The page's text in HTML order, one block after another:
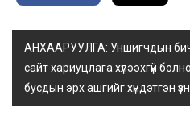
АНХААРУУЛГА: Уншигчдын
сайт хариуцлага хүлээхгүй
бусдын эрх ашгийг хүндэтгэн үзнэ